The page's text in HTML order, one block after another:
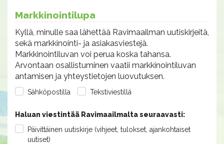
Markkinointilupa
Kyllä, minulle saa lähettää Ravimaailman uutiskirjeitä,
sekä markkinointi- ja asiakasviestejä.
Markkinointiluvan voi perua koska tahansa.
Arvontaan osallistuminen vaatii markkinointiluvan
antamisen ja yhteystietojen luovutuksen.
Sähköpostilla Tekstiviestillä
Haluan viestintää Ravimaailmalta seuraavasti:
Päivittäinen uutiskirje (vihjeet, tulokset, ajankohtaiset
uutiset)